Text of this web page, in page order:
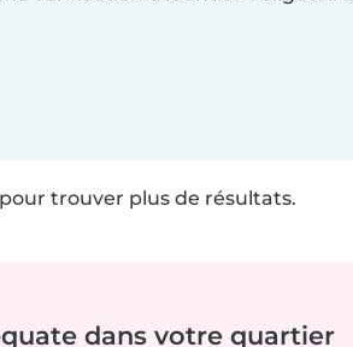
trouver plus de résultats.
dans votre quartier